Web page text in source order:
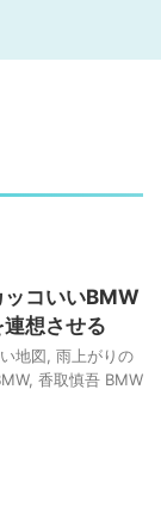
コいいBMW
想させる
地図 雨上がりの
, 香取慎吾 BMW